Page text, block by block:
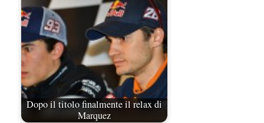
Dopo il titolo finalmente il relax di
Marquez